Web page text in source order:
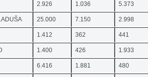
2.926 1.036 5.373
25.000 7.150 2.998
1.412 362 441
1.400 426 1.933
6.416 1.881 480